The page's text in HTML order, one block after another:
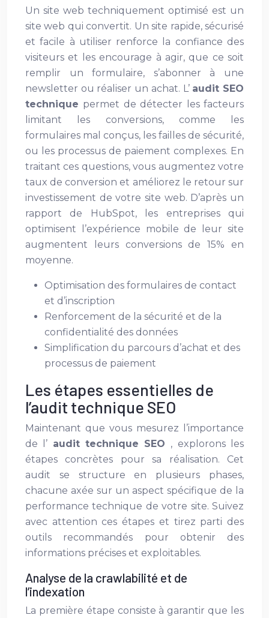
Un site web techniquement optimisé est un
site web qui convertit. Un site rapide, sécurisé
et facile à utiliser renforce la confiance des
visiteurs et les encourage à agir, que ce soit
remplir un formulaire, s’abonner à une
newsletter ou réaliser un achat. L’ audit SEO
technique permet de détecter les facteurs
limitant les conversions, comme les
formulaires mal conçus, les failles de sécurité,
ou les processus de paiement complexes. En
traitant ces questions, vous augmentez votre
taux de conversion et améliorez le retour sur
investissement de votre site web. D’après un
rapport de HubSpot, les entreprises qui
optimisent l’expérience mobile de leur site
augmentent leurs conversions de 15% en
moyenne.
Optimisation des formulaires de contact
et d’inscription
Renforcement de la sécurité et de la
confidentialité des données
Simplification du parcours d’achat et des
processus de paiement
Les étapes essentielles de
l’audit technique SEO
Maintenant que vous mesurez l’importance
de l’ audit technique SEO , explorons les
étapes concrètes pour sa réalisation. Cet
audit se structure en plusieurs phases,
chacune axée sur un aspect spécifique de la
performance technique de votre site. Suivez
avec attention ces étapes et tirez parti des
outils recommandés pour obtenir des
informations précises et exploitables.
Analyse de la crawlabilité et de
l’indexation
La première étape consiste à garantir que les